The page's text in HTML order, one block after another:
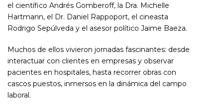
el científico Andrés Gomberoff, la Dra. Michelle
Hartmann, el Dr. Daniel Rappoport, el cineasta
Rodrigo Sepúlveda y el asesor político Jaime Baeza.
Muchos de ellos vivieron jornadas fascinantes: desde
interactuar con clientes en empresas y observar
pacientes en hospitales, hasta recorrer obras con
cascos puestos, inmersos en la dinámica del campo
laboral.